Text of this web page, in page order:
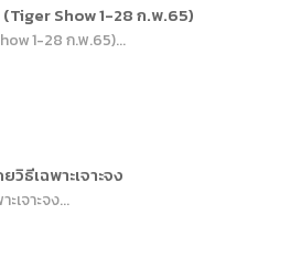
Show 1-28 ก.พ.65)
1-28 ก.พ.65)...
ธีเฉพาะเจาะจง
เจาะจง...